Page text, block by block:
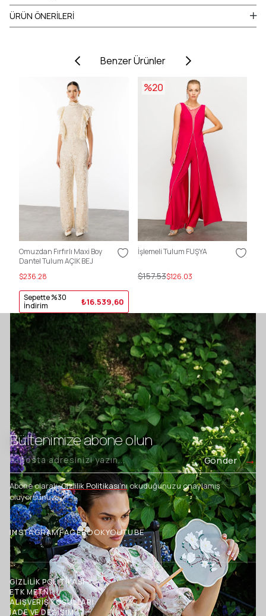
ÜRÜN ÖNERILERI
Benzer Ürünler
Omuzdan Fırfırlı Maxi Boy
Dantel Tulum AÇIK BEJ
$236.28
Sepette %30
İndirim
₺16.539,60
İşlemeli Tulum FUŞYA
$126.03
$157.53
%20
Bültenimize abone olun
Gönder
Abone olarak,Gizlilik Politikası’nıokuduğunuzu onaylamış
oluyorsunuz.
INSTAGRAMFACEBOOKYOUTUBE
GİZLİLİK POLİTİKASI
ETK METNİ
ALIŞVERİŞ KOŞULLARI
İADE VE DEĞİŞİM